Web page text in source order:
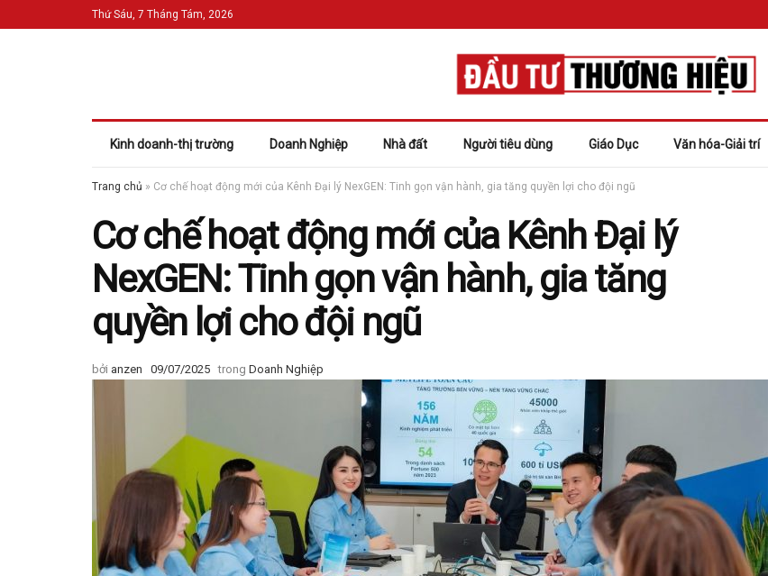
Thứ Sáu, 7 Tháng Tám, 2026
Kinh doanh-thị trường Doanh Nghiệp Nhà đất Người tiêu dùng Giáo Dục Văn hóa-Giải trí
Trang chủ » Cơ chế hoạt động mới của Kênh Đại lý NexGEN: Tinh gọn vận hành, gia tăng quyền lợi cho đội ngũ
Cơ chế hoạt động mới của Kênh Đại lý
NexGEN: Tinh gọn vận hành, gia tăng
quyền lợi cho đội ngũ
bởi anzen 09/07/2025 trong Doanh Nghiệp